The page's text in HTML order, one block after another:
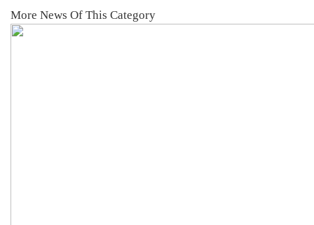
More News Of This Category